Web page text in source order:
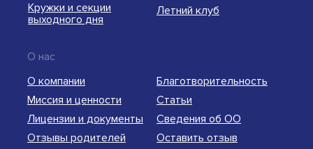
Сведения об ОО
Оставить отзыв
Благотворительность
О компании
Отзывы родителей
Миссия и ценности
Статьи
Лицензии и документы
О нас
Кружки и секции
выходного дня
Летний клуб